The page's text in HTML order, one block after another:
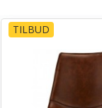
TILBUD